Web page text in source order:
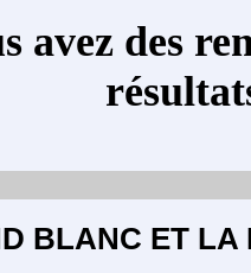
avez des
BLANC ET LA